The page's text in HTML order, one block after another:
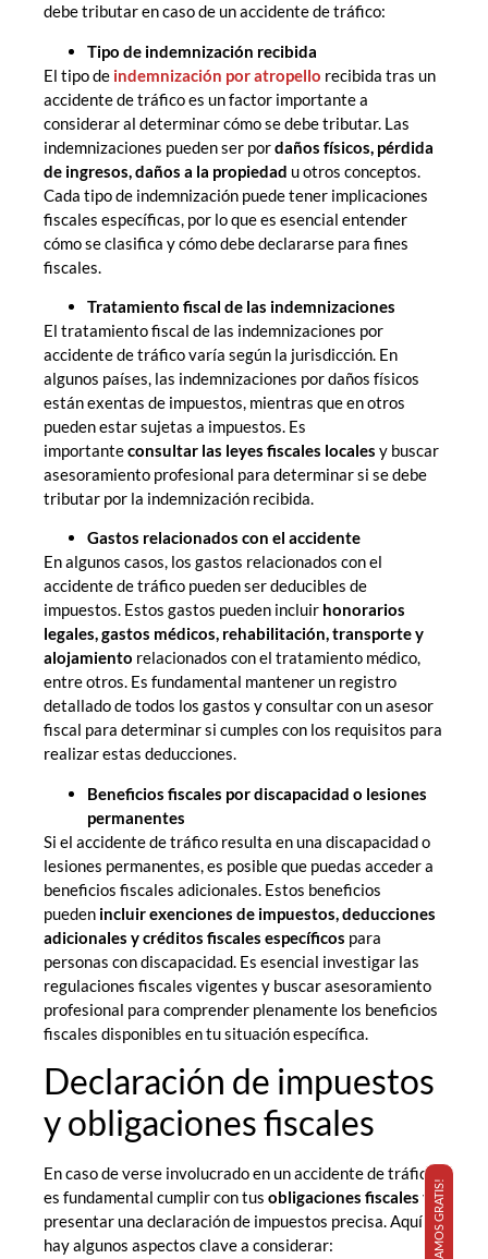
debe tributar en caso de un accidente de tráfico:
Tipo de indemnización recibida
El tipo de indemnización por atropello recibida tras un
accidente de tráfico es un factor importante a
considerar al determinar cómo se debe tributar. Las
indemnizaciones pueden ser pordaños físicos, pérdida
de ingresos, daños a la propiedad u otros conceptos.
Cada tipo de indemnización puede tener implicaciones
fiscales específicas, por lo que es esencial entender
cómo se clasifica y cómo debe declararse para fines
fiscales.
Tratamiento fiscal de las indemnizaciones
El tratamiento fiscal de las indemnizaciones por
accidente de tráfico varía según la jurisdicción. En
algunos países, las indemnizaciones por daños físicos
están exentas de impuestos, mientras que en otros
pueden estar sujetas a impuestos. Es
importanteconsultar las leyes fiscales locales y buscar
asesoramiento profesional para determinar si se debe
tributar por la indemnización recibida.
Gastos relacionados con el accidente
En algunos casos, los gastos relacionados con el
accidente de tráfico pueden ser deducibles de
impuestos. Estos gastos pueden incluir honorarios
legales, gastos médicos, rehabilitación, transporte y
alojamiento relacionados con el tratamiento médico,
entre otros. Es fundamental mantener un registro
detallado de todos los gastos y consultar con un asesor
fiscal para determinar si cumples con los requisitos para
realizar estas deducciones.
Beneficios fiscales por discapacidad o lesiones
permanentes
Si el accidente de tráfico resulta en una discapacidad o
lesiones permanentes, es posible que puedas acceder a
beneficios fiscales adicionales. Estos beneficios
pueden incluir exenciones de impuestos, deducciones
adicionales y créditos fiscales específicos para
personas con discapacidad. Es esencial investigar las
regulaciones fiscales vigentes y buscar asesoramiento
profesional para comprender plenamente los beneficios
fiscales disponibles en tu situación específica.
Declaración de impuestos
y obligaciones fiscales
En caso de verse involucrado en un accidente de tráfico,
es fundamental cumplir con tus obligaciones fiscales y
presentar una declaración de impuestos precisa. Aquí
hay algunos aspectos clave a considerar: